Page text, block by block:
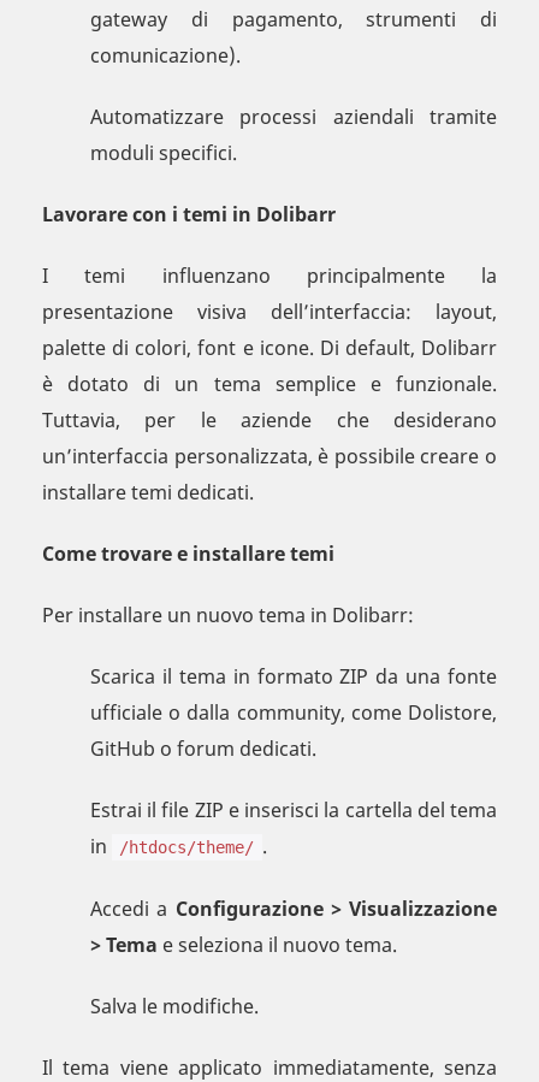
gateway di pagamento, strumenti di
comunicazione).
Automatizzare processi aziendali tramite
moduli specifici.
Lavorare con i temi in Dolibarr
I temi influenzano principalmente la
presentazione visiva dell’interfaccia: layout,
palette di colori, font e icone. Di default, Dolibarr
è dotato di un tema semplice e funzionale.
Tuttavia, per le aziende che desiderano
un’interfaccia personalizzata, è possibile creare o
installare temi dedicati.
Come trovare e installare temi
Per installare un nuovo tema in Dolibarr:
Scarica il tema in formato ZIP da una fonte
ufficiale o dalla community, come Dolistore,
GitHub o forum dedicati.
Estrai il file ZIP e inserisci la cartella del tema
in
/htdocs/theme/ .
Accedi a Configurazione > Visualizzazione
> Tema e seleziona il nuovo tema.
Salva le modifiche.
Il tema viene applicato immediatamente, senza